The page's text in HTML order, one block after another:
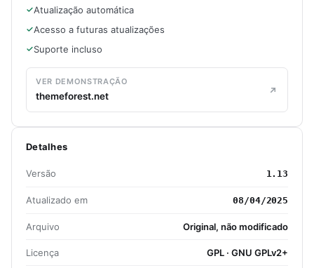
Atualização automática
Acesso a futuras atualizações
Suporte incluso
VER DEMONSTRAÇÃO
themeforest.net
Detalhes
Versão 1.13
Atualizado em 08/04/2025
Arquivo Original, não modificado
Licença GPL · GNU GPLv2+